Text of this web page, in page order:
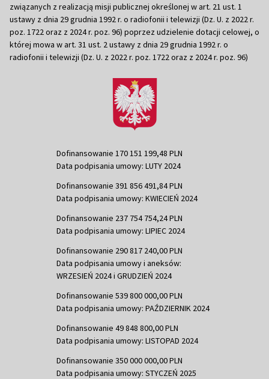
związanych z realizacją misji publicznej określonej w art. 21 ust. 1
ustawy z dnia 29 grudnia 1992 r. o radiofonii i telewizji (Dz. U. z 2022 r.
poz. 1722 oraz z 2024 r. poz. 96) poprzez udzielenie dotacji celowej, o
której mowa w art. 31 ust. 2 ustawy z dnia 29 grudnia 1992 r. o
radiofonii i telewizji (Dz. U. z 2022 r. poz. 1722 oraz z 2024 r. poz. 96)
Dofinansowanie 170 151 199,48 PLN
Data podpisania umowy: LUTY 2024
Dofinansowanie 391 856 491,84 PLN
Data podpisania umowy: KWIECIEŃ 2024
Dofinansowanie 237 754 754,24 PLN
Data podpisania umowy: LIPIEC 2024
Dofinansowanie 290 817 240,00 PLN
Data podpisania umowy i aneksów:
WRZESIEŃ 2024 i GRUDZIEŃ 2024
Dofinansowanie 539 800 000,00 PLN
Data podpisania umowy: PAŹDZIERNIK 2024
Dofinansowanie 49 848 800,00 PLN
Data podpisania umowy: LISTOPAD 2024
Dofinansowanie 350 000 000,00 PLN
Data podpisania umowy: STYCZEŃ 2025